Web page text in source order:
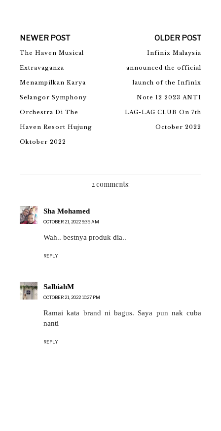
NEWER POST
The Haven Musical
Extravaganza
Menampilkan Karya
Selangor Symphony
Orchestra Di The
Haven Resort Hujung
Oktober 2022
OLDER POST
Infinix Malaysia
announced the official
launch of the Infinix
Note 12 2023 ANTI
LAG-LAG CLUB On 7th
October 2022
2 comments:
Sha Mohamed
OCTOBER 21, 2022 9:35 AM
Wah.. bestnya produk dia..
REPLY
SalbiahM
OCTOBER 21, 2022 10:27 PM
Ramai kata brand ni bagus. Saya pun nak cuba
nanti
REPLY